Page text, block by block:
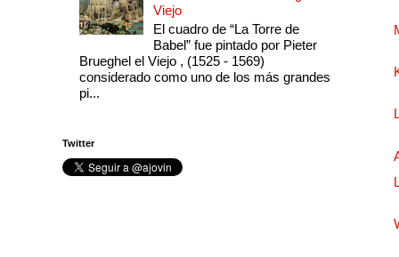
Viejo
El cuadro de “La Torre de
Babel” fue pintado por Pieter
Brueghel el Viejo , (1525 - 1569)
considerado como uno de los más grandes
pi...
Twitter